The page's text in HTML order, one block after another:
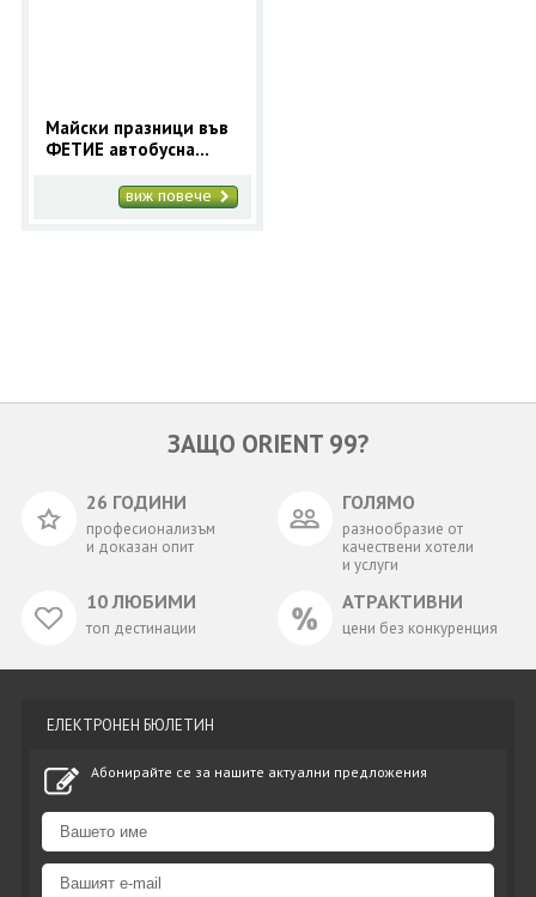
0700 144 34
Майски празници във
ФЕТИЕ автобусна
- Orient 99виж повече
ЗАЩО ORIENT 99?
26 ГОДИНИ
професионализъм
и доказан опит
ГОЛЯМО
разнообразие от
качествени хотели
и услуги
10 ЛЮБИМИ
топ дестинации
АТРАКТИВНИ
цени без конкуренция
ЕЛЕКТРОНЕН БЮЛЕТИН
Абонирайте се за нашите актуални предложения